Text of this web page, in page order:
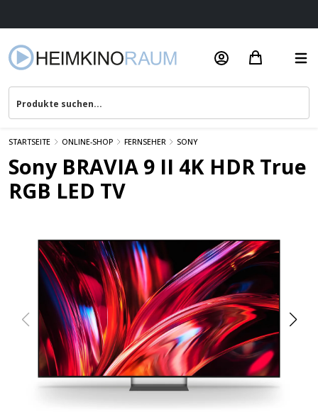
STARTSEITE ONLINE-SHOP FERNSEHER SONY
Sony BRAVIA 9 II 4K HDR True
RGB LED TV